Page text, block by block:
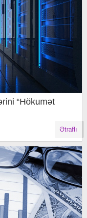
“Hökumət
Ətraflı